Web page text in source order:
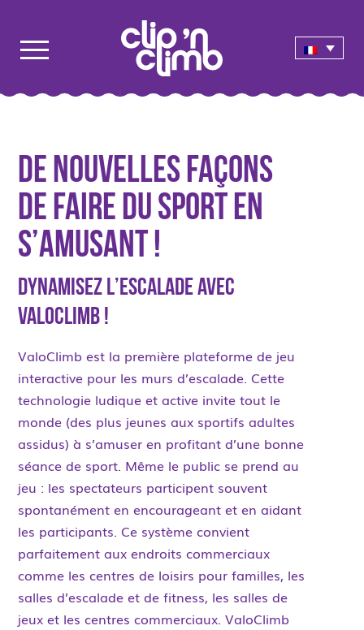
De nouvelles façons
de faire du sport en
s’amusant !
Dynamisez l’escalade avec
ValoClimb !
ValoClimb est la première plateforme de jeu
interactive pour les murs d’escalade. Cette
technologie ludique et active invite tout le
monde (des plus jeunes aux sportifs adultes
assidus) à s’amuser en profitant d’une bonne
séance de sport. Même le public se prend au
jeu : les spectateurs participent souvent
spontanément en encourageant et en aidant
les participants. Ce système convient
parfaitement aux endroits commerciaux
comme les centres de loisirs pour familles, les
salles d’escalade et de fitness, les salles de
jeux et les centres commerciaux. ValoClimb